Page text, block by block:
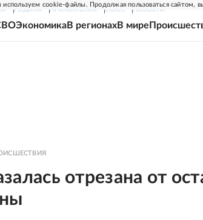
используем cookie-файлы. Продолжая пользоваться сайтом,
РОДИНА ПРИЛОЖЕНИЯ СОЮЗ НОВОСТИ
ЭкономикаВ регионахВ мире
отрезана от